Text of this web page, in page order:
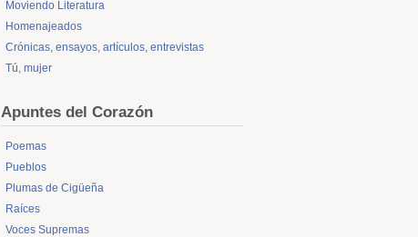
Moviendo Literatura
Homenajeados
Crónicas, ensayos, artículos, entrevistas
Tú, mujer
Apuntes del Corazón
Poemas
Pueblos
Plumas de Cigüeña
Raíces
Voces Supremas